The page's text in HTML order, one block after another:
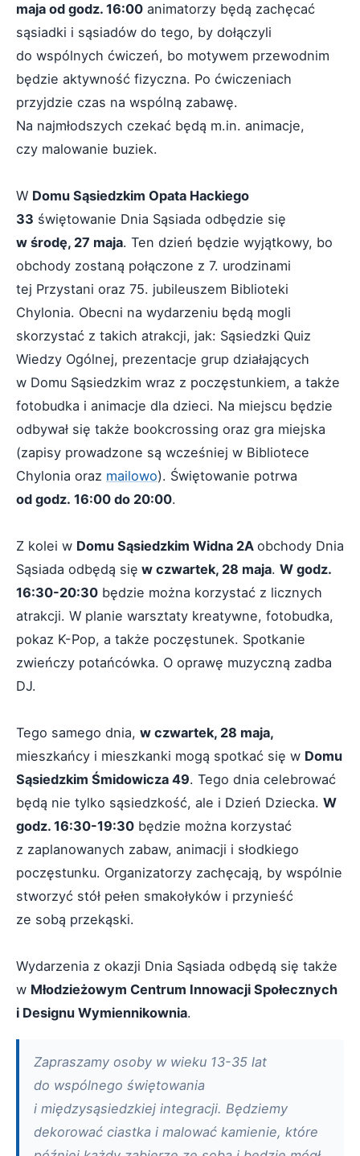
maja od godz. 16:00 animatorzy będą zachęcać
sąsiadki i sąsiadów do tego, by dołączyli
do wspólnych ćwiczeń, bo motywem przewodnim
będzie aktywność fizyczna. Po ćwiczeniach
przyjdzie czas na wspólną zabawę.
Na najmłodszych czekać będą m.in. animacje,
czy malowanie buziek.
W Domu Sąsiedzkim Opata Hackiego
33 świętowanie Dnia Sąsiada odbędzie się
w środę, 27 maja. Ten dzień będzie wyjątkowy, bo
obchody zostaną połączone z 7. urodzinami
tej Przystani oraz 75. jubileuszem Biblioteki
Chylonia. Obecni na wydarzeniu będą mogli
skorzystać z takich atrakcji, jak: Sąsiedzki Quiz
Wiedzy Ogólnej, prezentacje grup działających
w Domu Sąsiedzkim wraz z poczęstunkiem, a także
fotobudka i animacje dla dzieci. Na miejscu będzie
odbywał się także bookcrossing oraz gra miejska
(zapisy prowadzone są wcześniej w Bibliotece
Chylonia oraz mailowo). Świętowanie potrwa
od godz. 16:00 do 20:00.
Z kolei w Domu Sąsiedzkim Widna 2A obchody Dnia
Sąsiada odbędą się w czwartek, 28 maja. W godz.
16:30-20:30 będzie można korzystać z licznych
atrakcji. W planie warsztaty kreatywne, fotobudka,
pokaz K-Pop, a także poczęstunek. Spotkanie
zwieńczy potańcówka. O oprawę muzyczną zadba
DJ.
Tego samego dnia, w czwartek, 28 maja,
mieszkańcy i mieszkanki mogą spotkać się w Domu
Sąsiedzkim Śmidowicza 49. Tego dnia celebrować
będą nie tylko sąsiedzkość, ale i Dzień Dziecka. W
godz. 16:30-19:30 będzie można korzystać
z zaplanowanych zabaw, animacji i słodkiego
poczęstunku. Organizatorzy zachęcają, by wspólnie
stworzyć stół pełen smakołyków i przynieść
ze sobą przekąski.
Wydarzenia z okazji Dnia Sąsiada odbędą się także
w Młodzieżowym Centrum Innowacji Społecznych
i Designu Wymiennikownia.
Zapraszamy osoby w wieku 13-35 lat
do wspólnego świętowania
i międzysąsiedzkiej integracji. Będziemy
dekorować ciastka i malować kamienie, które